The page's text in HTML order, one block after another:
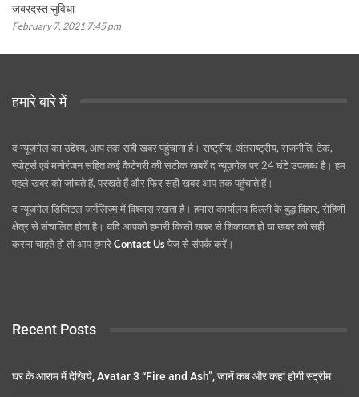
जबरदस्त सुविधा
February 7, 2021 7:45 pm
हमारे बारे में
द न्यूज़गेल का उद्देश्य, आप तक सही खबर पहुंचाना है। राष्ट्रीय, अंतराष्ट्रीय, राजनीति, टेक,
स्पोर्ट्स एवं मनोरंजन सहित कई कैटेगरी की सटीक खबरें द न्यूज़गेल पर 24 घंटे उपलब्ध है। हम
पहले खबर को जांचते हैं, परखते हैं और फिर सही खबर आप तक पहुंचाते हैं।
द न्यूज़गेल डिजिटल जर्नलिज्म़ में विश्वास रखता है। हमारा कार्यालय दिल्ली के बुद्ध विहार, रोहिणी
क्षेत्र से संचालित होता है। यदि आपको हमारी किसी खबर से शिकायत हो या खबर को सही
करना चाहते हो तो आप हमारेContact Usपेज से संपर्क करें।
Recent Posts
घर के आराम में देखिये, Avatar 3 “Fire and Ash”, जानें कब और कहां होगी स्ट्रीम